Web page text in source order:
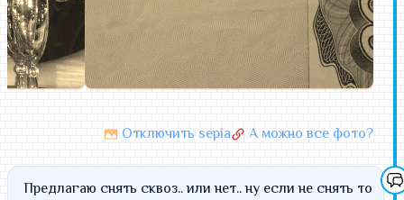
Отключить sepia А можно все фото?
Предлагаю снять сквоз.. или нет.. ну если не снять то